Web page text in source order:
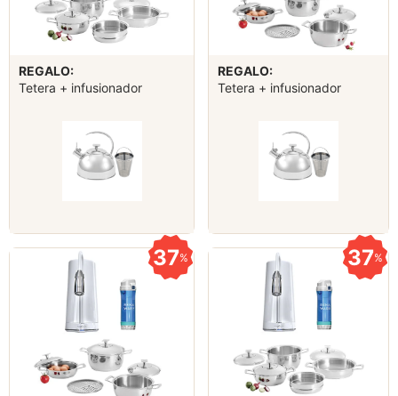
REGALO:
Tetera + infusionador
REGALO:
Tetera + infusionador
37% 37%